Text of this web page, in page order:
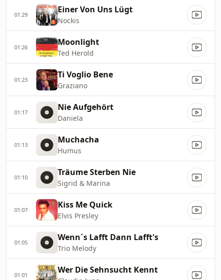
01:29 Einer Von Uns Lügt
Nockis
01:26 Moonlight
Ted Herold
01:23 Ti Voglio Bene
Graziano
01:17 Nie Aufgehört
Daniela
01:13 Muchacha
Humus
01:10 Träume Sterben Nie
Sigrid & Marina
01:07 Kiss Me Quick
Elvis Presley
01:05 Wenn´s Lafft Dann Lafft's
Trio Melody
01:01 Wer Die Sehnsucht Kennt